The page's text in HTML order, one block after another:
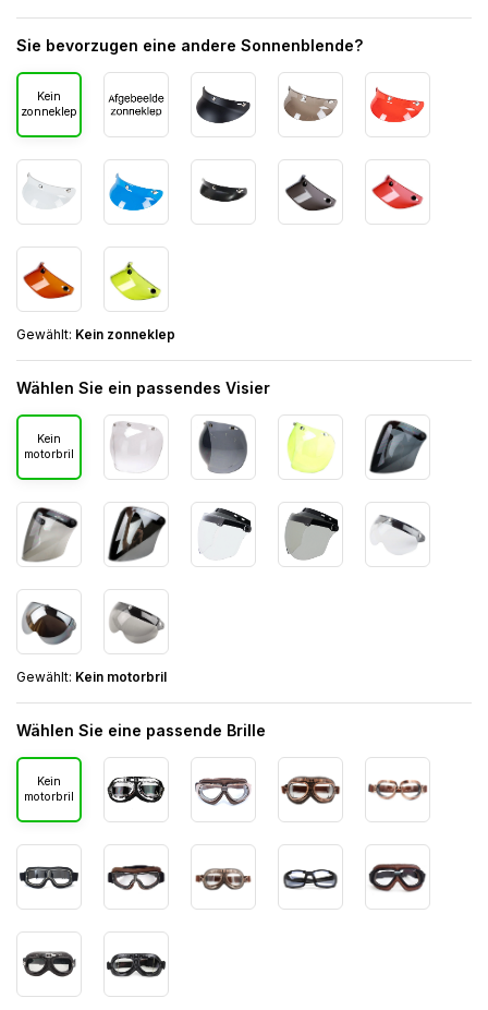
Sie bevorzugen eine andere Sonnenblende?
Kein
zonneklep
Gewählt: Kein zonneklep
Wählen Sie ein passendes Visier
Kein
motorbril
Gewählt: Kein motorbril
Wählen Sie eine passende Brille
Kein
motorbril